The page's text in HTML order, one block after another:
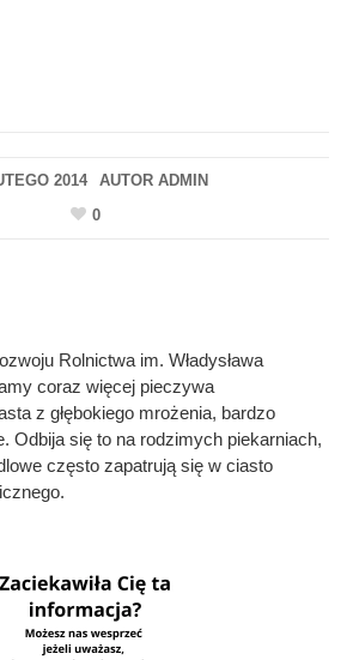
2014 AUTOR ADMIN
0
Rolnictwa im. Władysława
coraz więcej pieczywa
z głębokiego mrożenia, bardzo
Odbija się to na rodzimych piekarniach,
często zapatrują się w ciasto